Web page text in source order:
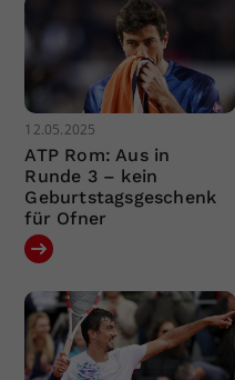
12.05.2025
ATP Rom: Aus in
Runde 3 – kein
Geburtstagsgeschenk
für Ofner